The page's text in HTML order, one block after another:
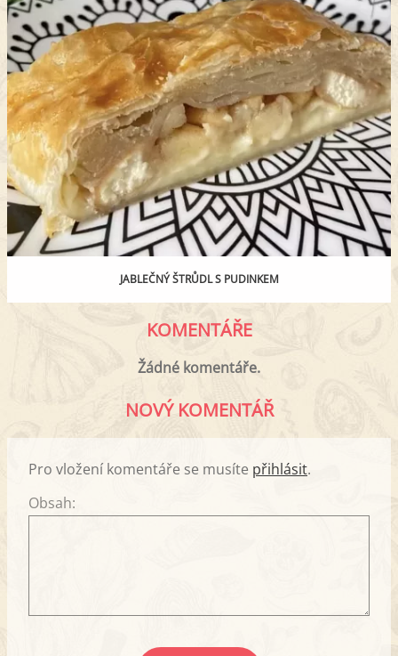
JABLEČNÝ ŠTRŮDL S PUDINKEM
KOMENTÁŘE
Žádné komentáře.
NOVÝ KOMENTÁŘ
Pro vložení komentáře se musíte přihlásit.
Obsah: